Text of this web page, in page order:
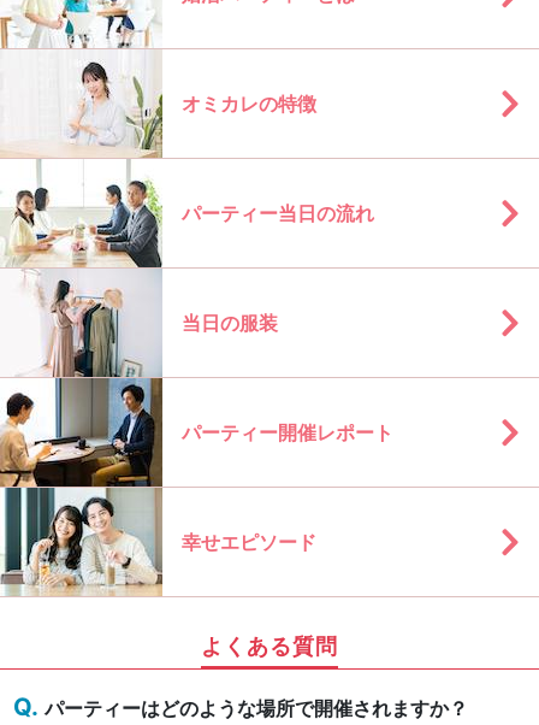
オミカレの特徴
パーティー当日の流れ
当日の服装
パーティー開催レポート
幸せエピソード
よくある質問
パーティーはどのような場所で開催されますか？